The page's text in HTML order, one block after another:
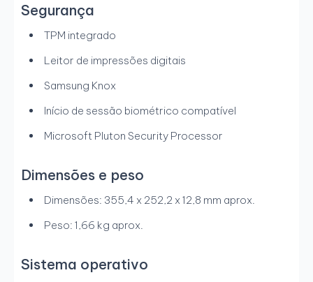
Segurança
TPM integrado
Leitor de impressões digitais
Samsung Knox
Início de sessão biométrico compatível
Microsoft Pluton Security Processor
Dimensões e peso
Dimensões: 355,4 x 252,2 x 12,8 mm aprox.
Peso: 1,66 kg aprox.
Sistema operativo